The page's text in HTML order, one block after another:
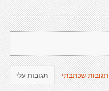
תגובות עלי תגובות שכתבתי